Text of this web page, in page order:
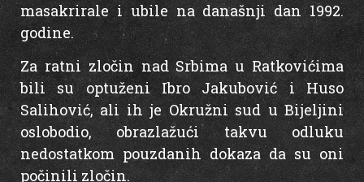
masakrirale i ubile na današnji dan 1992.
godine.
Za ratni zločin nad Srbima u Ratkovićima
bili su optuženi Ibro Jakubović i Huso
Salihović, ali ih je Okružni sud u Bijeljini
oslobodio, obrazlažući takvu odluku
nedostatkom pouzdanih dokaza da su oni
počinili zločin.